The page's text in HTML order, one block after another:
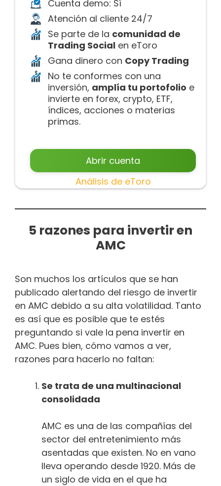
Cuenta demo: Sí
Atención al cliente 24/7
Se parte de la comunidad de
Trading Social en eToro
Gana dinero con Copy Trading
No te conformes con una
inversión, amplía tu portofolio e
invierte en forex, crypto, ETF,
índices, acciones o materias
primas.
Abrir cuenta
Análisis de eToro
5 razones para invertir en
AMC
Son muchos los artículos que se han
publicado alertando del riesgo de invertir
en AMC debido a su alta volatilidad. Tanto
es así que es posible que te estés
preguntando si vale la pena invertir en
AMC. Pues bien, cómo vamos a ver,
razones para hacerlo no faltan:
Se trata de una multinacional
consolidada
AMC es una de las compañías del
sector del entretenimiento más
asentadas que existen. No en vano
lleva operando desde 1920. Más de
un siglo de vida en el que ha